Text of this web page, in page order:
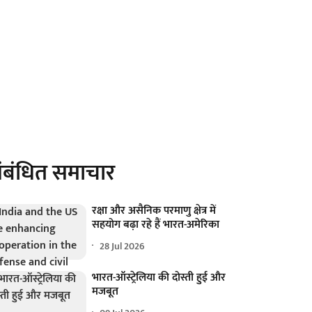
समाचार
रक्षा और असैनिक परमाणु क्षेत्र में
सहयोग बढ़ा रहे हैं भारत-अमेरिका
28 Jul 2026
भारत-ऑस्ट्रेलिया की दोस्ती हुई और
मजबूत